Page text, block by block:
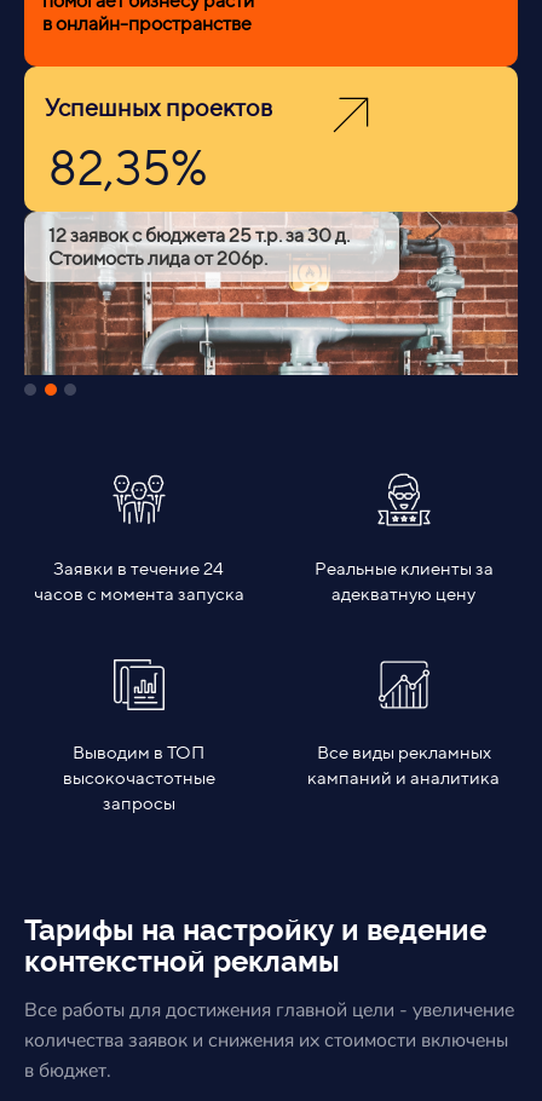
в онлайн-пространстве
82,35%
Успешных проектов
Стабильный поток заявок уже через
4 недели
Заявки в течение 24
часов с момента запуска
Реальные клиенты за
адекватную цену
Выводим в ТОП
высокочастотные
запросы
Все виды рекламных
кампаний и аналитика
Тарифы на настройку и ведение
контекстной рекламы
Все работы для достижения главной цели - увеличение
количества заявок и снижения их стоимости включены
в бюджет.